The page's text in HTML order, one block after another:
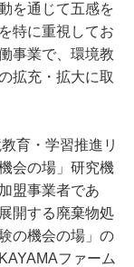
を通じて五感を
特に重視してお
事業で、環境教
拡充・拡大に取
育・学習推進リ
会の場」研究機
盟事業者であ
開する廃棄物処
の機会の場」の
ファーム